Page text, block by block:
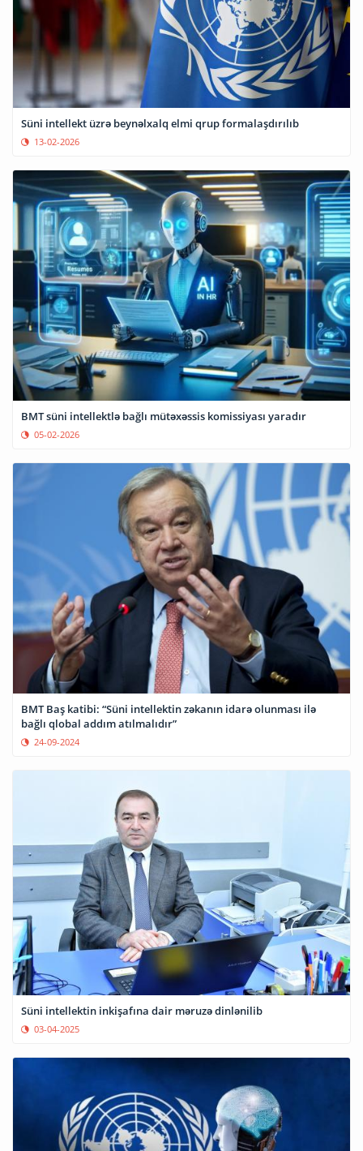
Süni intellekt üzrə beynəlxalq elmi qrup formalaşdırılıb
13-02-2026
BMT süni intellektlə bağlı mütəxəssis komissiyası yaradır
05-02-2026
BMT Baş katibi: “Süni intellektin zəkanın idarə olunması ilə
bağlı qlobal addım atılmalıdır”
24-09-2024
Süni intellektin inkişafına dair məruzə dinlənilib
03-04-2025